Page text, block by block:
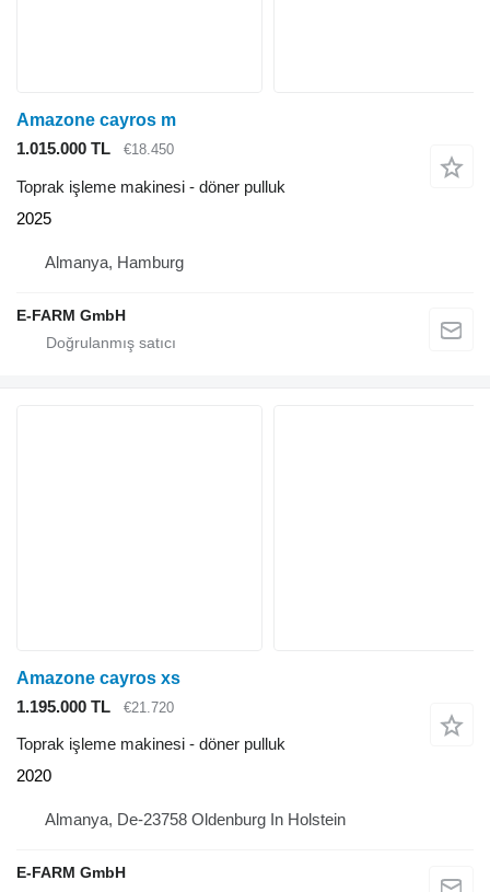
Amazone cayros m
1.015.000 TL
€18.450
Toprak işleme makinesi - döner pulluk
2025
Almanya, Hamburg
E-FARM GmbH
Amazone cayros xs
1.195.000 TL
€21.720
Toprak işleme makinesi - döner pulluk
2020
Almanya, De-23758 Oldenburg In Holstein
E-FARM GmbH